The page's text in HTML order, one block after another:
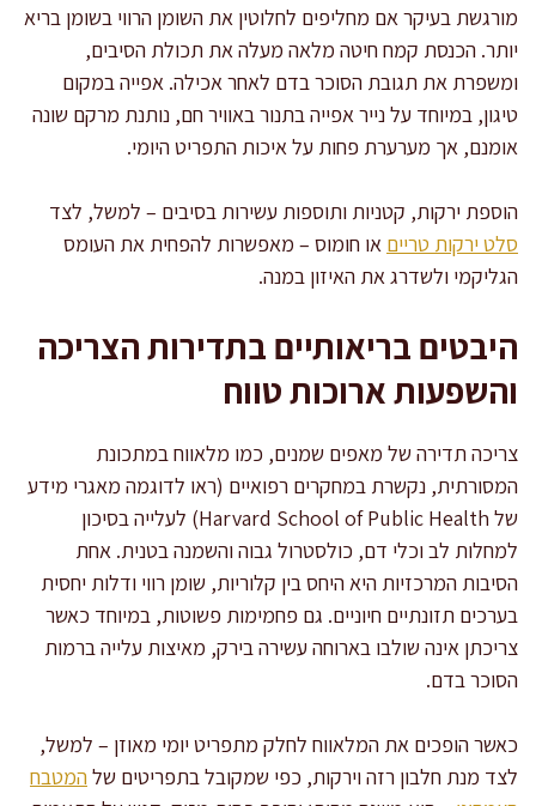
מורגשת בעיקר אם מחליפים לחלוטין את השומן הרווי בשומן בריא
יותר. הכנסת קמח חיטה מלאה מעלה את תכולת הסיבים,
ומשפרת את תגובת הסוכר בדם לאחר אכילה. אפייה במקום
טיגון, במיוחד על נייר אפייה בתנור באוויר חם, נותנת מרקם שונה
אומנם, אך מערערת פחות על איכות התפריט היומי.
הוספת ירקות, קטניות ותוספות עשירות בסיבים – למשל, לצד
סלט ירקות טריים או חומוס – מאפשרות להפחית את העומס
הגליקמי ולשדרג את האיזון במנה.
היבטים בריאותיים בתדירות הצריכה
והשפעות ארוכות טווח
צריכה תדירה של מאפים שמנים, כמו מלאווח במתכונת
המסורתית, נקשרת במחקרים רפואיים (ראו לדוגמה מאגרי מידע
של Harvard School of Public Health) לעלייה בסיכון
למחלות לב וכלי דם, כולסטרול גבוה והשמנה בטנית. אחת
הסיבות המרכזיות היא היחס בין קלוריות, שומן רווי ודלות יחסית
בערכים תזונתיים חיוניים. גם פחמימות פשוטות, במיוחד כאשר
צריכתן אינה שולבו בארוחה עשירה בירק, מאיצות עלייה ברמות
הסוכר בדם.
כאשר הופכים את המלאווח לחלק מתפריט יומי מאוזן – למשל,
לצד מנת חלבון רזה וירקות, כפי שמקובל בתפריטים שלהמטבח